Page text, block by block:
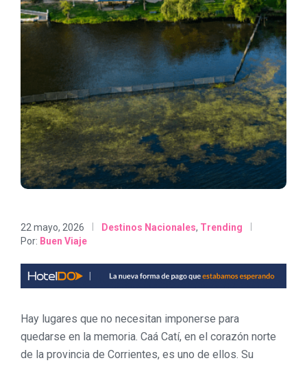
22 mayo, 2026 Destinos Nacionales, Trending
Por: Buen Viaje
Hay lugares que no necesitan imponerse para
quedarse en la memoria. Caá Catí, en el corazón norte
de la provincia de Corrientes, es uno de ellos. Su